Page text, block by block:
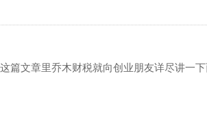
篇文章里乔木财税就向创业朋友详尽讲一下